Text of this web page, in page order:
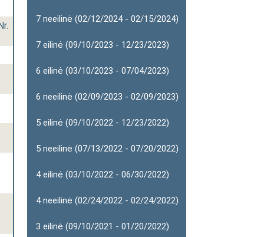
7 neeilinė (02/12/2024 - 02/15/2024)
7 eilinė (09/10/2023 - 12/23/2023)
6 eilinė (03/10/2023 - 07/04/2023)
6 neeilinė (02/09/2023 - 02/09/2023)
5 eilinė (09/10/2022 - 12/23/2022)
5 neeilinė (07/13/2022 - 07/20/2022)
4 eilinė (03/10/2022 - 06/30/2022)
4 neeilinė (02/24/2022 - 02/24/2022)
3 eilinė (09/10/2021 - 01/20/2022)